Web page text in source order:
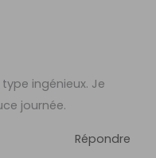
ingénieux. Je
journée.
Répondre